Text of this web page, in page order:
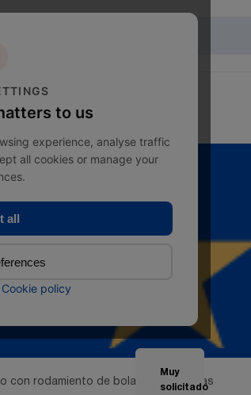
SALE
Calidad
con rodamiento de bolas para puertas
Muy
solicitado
to us
experience, analyse traffic
all cookies or manage your
all
Cookie policy